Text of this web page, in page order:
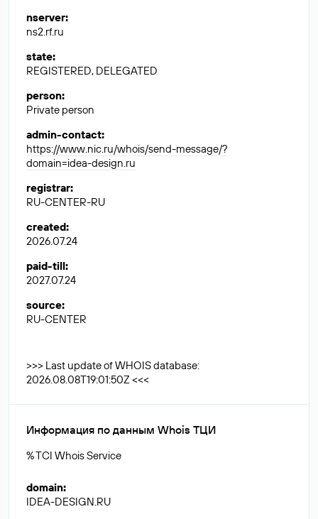
nserver:
ns2.rf.ru
state:
REGISTERED, DELEGATED
person:
Private person
admin-contact:
https://www.nic.ru/whois/send-message/?
domain=idea-design.ru
registrar:
RU-CENTER-RU
created:
2026.07.24
paid-till:
2027.07.24
source:
RU-CENTER
>>> Last update of WHOIS database:
2026.08.08T19:01:50Z <<<
Информация по данным Whois ТЦИ
% TCI Whois Service
domain:
IDEA-DESIGN.RU